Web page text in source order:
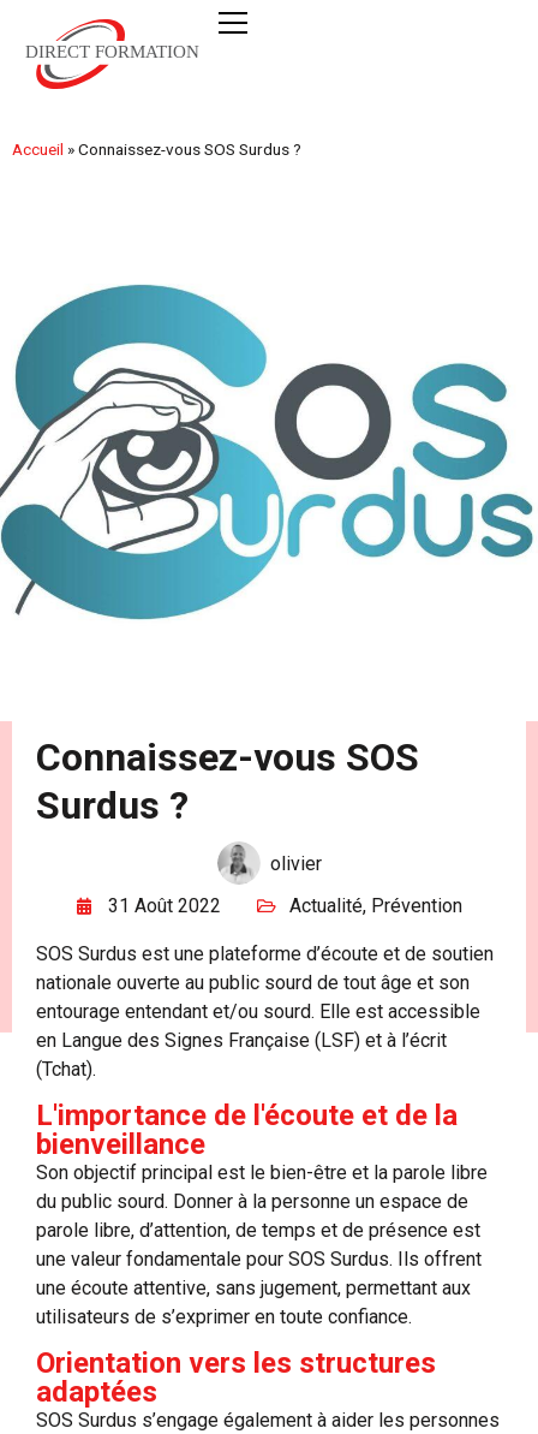
Accueil »Connaissez-vous SOS Surdus ?
Connaissez-vous SOS
Surdus ?
olivier
31 Août 2022
Actualité, Prévention
SOS Surdus est une plateforme d’écoute et de soutien
nationale ouverte au public sourd de tout âge et son
entourage entendant et/ou sourd. Elle est accessible
en Langue des Signes Française (LSF) et à l’écrit
(Tchat).
L'importance de l'écoute et de la
bienveillance
Son objectif principal est le bien-être et la parole libre
du public sourd. Donner à la personne un espace de
parole libre, d’attention, de temps et de présence est
une valeur fondamentale pour SOS Surdus. Ils offrent
une écoute attentive, sans jugement, permettant aux
utilisateurs de s’exprimer en toute confiance.
Orientation vers les structures
adaptées
SOS Surdus s’engage également à aider les personnes